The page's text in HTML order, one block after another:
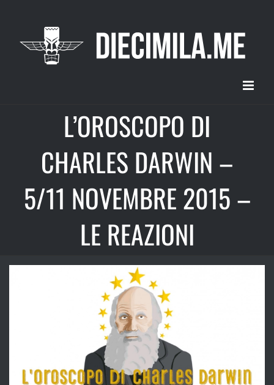
contenuto
L’OROSCOPO DI
CHARLES DARWIN –
5/11 NOVEMBRE 2015 –
LE REAZIONI